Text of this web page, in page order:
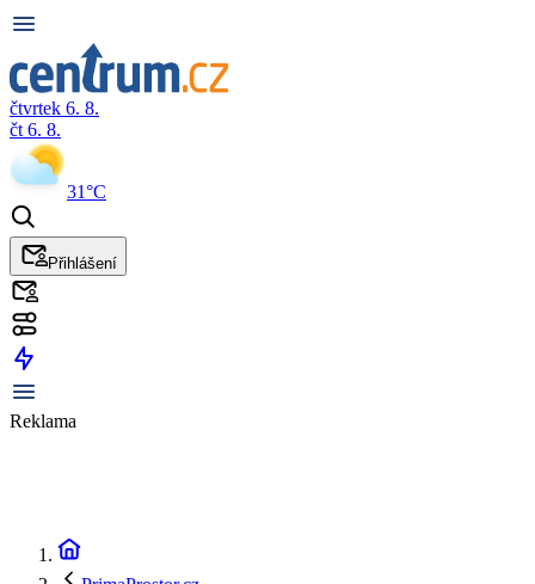
čtvrtek 6. 8.
čt 6. 8.
31°C
Přihlášení
Reklama